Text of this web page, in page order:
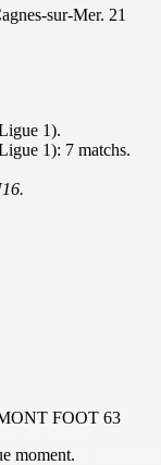
sur-Mer. 21
1).
1): 7 matchs.
FOOT 63
moment.